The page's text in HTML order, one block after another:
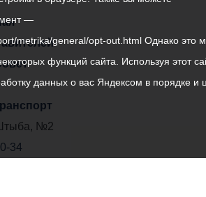
Штыба, №2
34
—
metrika/general/opt-out.html Однако это
функций сайта. Используя этот
данных о вас Яндексом в порядке и